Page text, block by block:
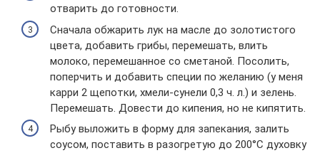
отварить до готовности.
Сначала обжарить лук на масле до золотистого
цвета, добавить грибы, перемешать, влить
молоко, перемешанное со сметаной. Посолить,
поперчить и добавить специи по желанию (у меня
карри 2 щепотки, хмели-сунели 0,3 ч. л.) и зелень.
Перемешать. Довести до кипения, но не кипятить.
Рыбу выложить в форму для запекания, залить
соусом, поставить в разогретую до 200°C духовку